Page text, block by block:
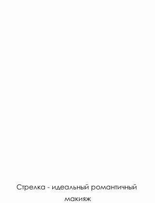
Стрелка - идеальный романтичный
макияж